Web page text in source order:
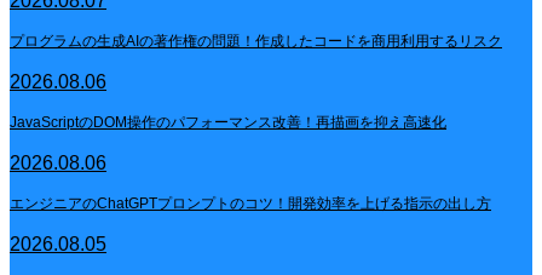
プログラムの生成AIの著作権の問題！作成したコードを商用利用するリスク
2026.08.06
JavaScriptのDOM操作のパフォーマンス改善！再描画を抑え高速化
2026.08.06
エンジニアのChatGPTプロンプトのコツ！開発効率を上げる指示の出し方
2026.08.05